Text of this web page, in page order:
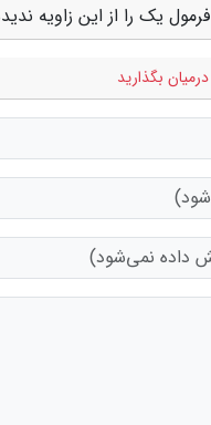
یک را از این زاویه
بگذارید